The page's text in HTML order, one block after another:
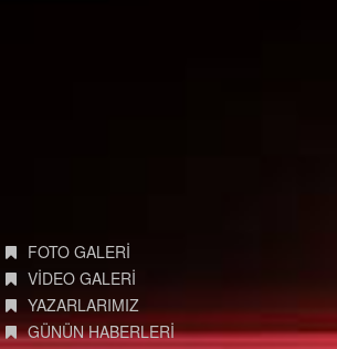
FOTO GALERİ
VİDEO GALERİ
YAZARLARIMIZ
GÜNÜN HABERLERİ